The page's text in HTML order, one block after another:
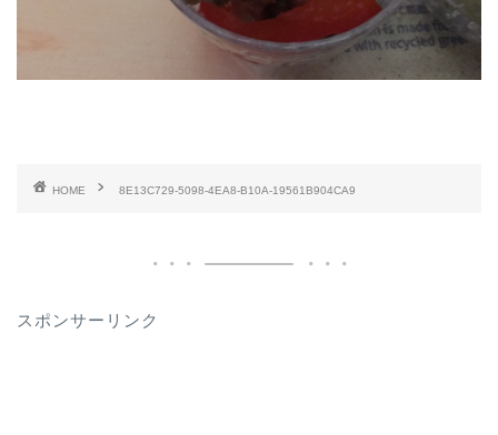
HOME 8E13C729-5098-4EA8-B10A-19561B904CA9
スポンサーリンク